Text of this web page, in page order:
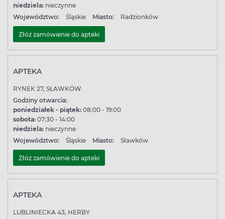
niedziela: nieczynne
Województwo:
Śląskie Miasto: Radzionków
Złóż zamówienie do apteki
APTEKA
RYNEK 27, SŁAWKÓW
Godziny otwarcia:
poniedziałek - piątek: 08:00 - 19:00
sobota: 07:30 - 14:00
niedziela: nieczynne
Województwo:
Śląskie Miasto: Sławków
Złóż zamówienie do apteki
APTEKA
LUBLINIECKA 43, HERBY